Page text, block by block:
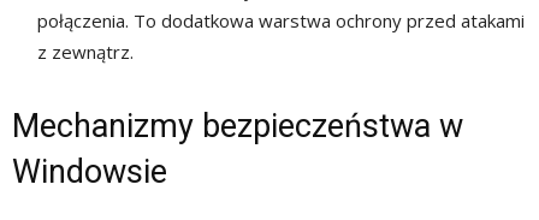
połączenia. To dodatkowa warstwa ochrony przed atakami
z zewnątrz.
Mechanizmy bezpieczeństwa w
Windowsie